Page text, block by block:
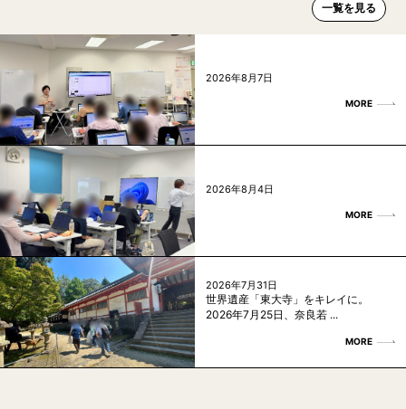
一覧を見る
2026年8月7日
MORE
2026年8月4日
MORE
2026年7月31日
世界遺産「東大寺」をキレイに。
2026年7月25日、奈良若 ...
MORE